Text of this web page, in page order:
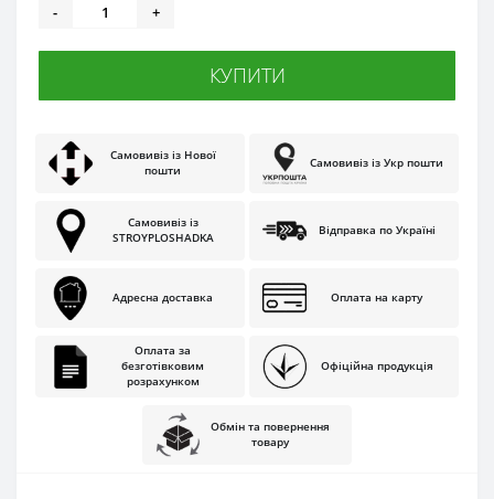
- +
КУПИТИ
Самовивіз із Нової
пошти
Самовивіз із Укр пошти
Самовивіз із
STROYPLOSHADKA
Відправка по Україні
Адресна доставка Оплата на карту
Оплата за
безготівковим
розрахунком
Офіційна продукція
Обмін та повернення
товару